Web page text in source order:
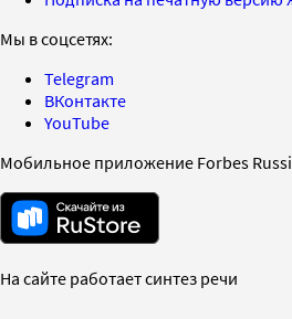
Мы в соцсетях:
Telegram
ВКонтакте
YouTube
Мобильное приложение Forbes
На сайте работает синтез речи